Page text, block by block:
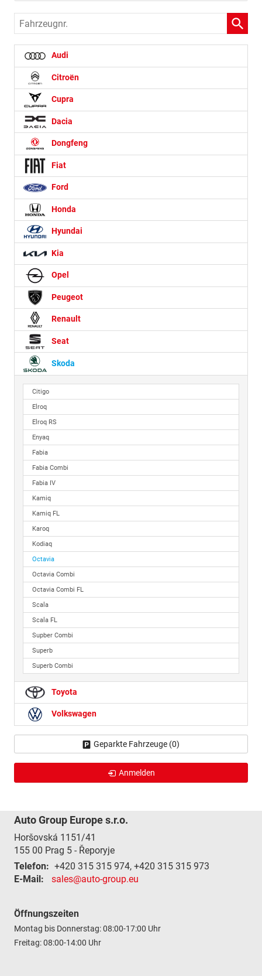
Fahrzeugnr.
Audi
Citroën
Cupra
Dacia
Dongfeng
Fiat
Ford
Honda
Hyundai
Kia
Opel
Peugeot
Renault
Seat
Skoda
Citigo
Elroq
Elroq RS
Enyaq
Fabia
Fabia Combi
Fabia IV
Kamiq
Kamiq FL
Karoq
Kodiaq
Octavia
Octavia Combi
Octavia Combi FL
Scala
Scala FL
Supber Combi
Superb
Superb Combi
Toyota
Volkswagen
Geparkte Fahrzeuge (0)
Anmelden
Auto Group Europe s.r.o.
Horšovská 1151/41
155 00 Prag 5 - Řeporyje
Telefon: +420 315 315 974, +420 315 315 973
E-Mail:
sales@auto-group.eu
Öffnungszeiten
Montag bis Donnerstag: 08:00-17:00 Uhr
Freitag: 08:00-14:00 Uhr